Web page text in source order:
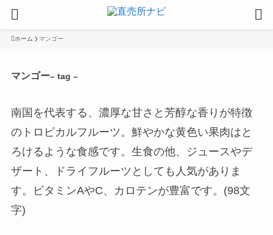
ホーム マンゴー
マンゴー– tag –
南国を代表する、濃厚な甘さと芳醇な香りが特徴
のトロピカルフルーツ。鮮やかな黄色い果肉はと
ろけるような食感です。生食の他、ジュースやデ
ザート、ドライフルーツとしても人気がありま
す。ビタミンAやC、カロテンが豊富です。(98文
字)